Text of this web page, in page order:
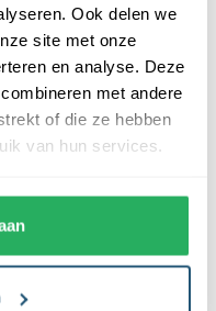
Ook delen we
site met onze
en analyse. Deze
met andere
of die ze hebben
van hun services.
hoge kwaliteit. Ze zijn
dubbele stiknaad, wat
Wij bieden de
afmetingen, namelijk
cm en 200x300
worden de vlaggen
De